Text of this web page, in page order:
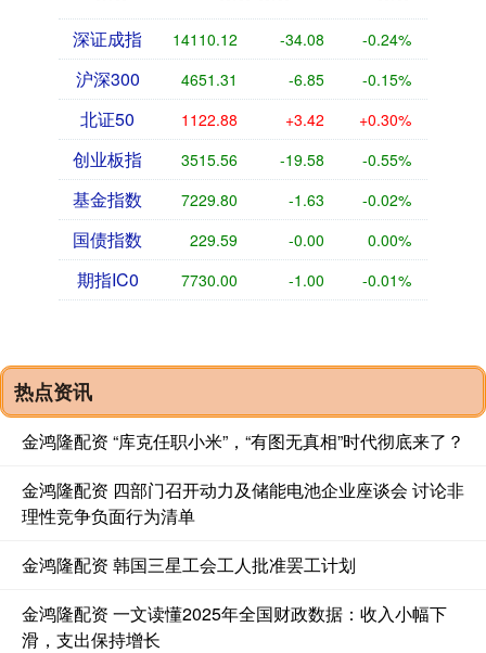
深证成指 14110.12 -34.08 -0.24%
沪深300 4651.31 -6.85 -0.15%
北证50 1122.88 +3.42 +0.30%
创业板指 3515.56 -19.58 -0.55%
基金指数 7229.80 -1.63 -0.02%
国债指数 229.59 -0.00 0.00%
期指IC0 7730.00 -1.00 -0.01%
热点资讯
金鸿隆配资 “库克任职小米”，“有图无真相”时代彻底来了？
金鸿隆配资 四部门召开动力及储能电池企业座谈会 讨论非
理性竞争负面行为清单
金鸿隆配资 韩国三星工会工人批准罢工计划
金鸿隆配资 一文读懂2025年全国财政数据：收入小幅下
滑，支出保持增长